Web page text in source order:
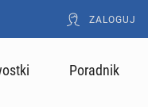
ZALOGUJ
Poradnik